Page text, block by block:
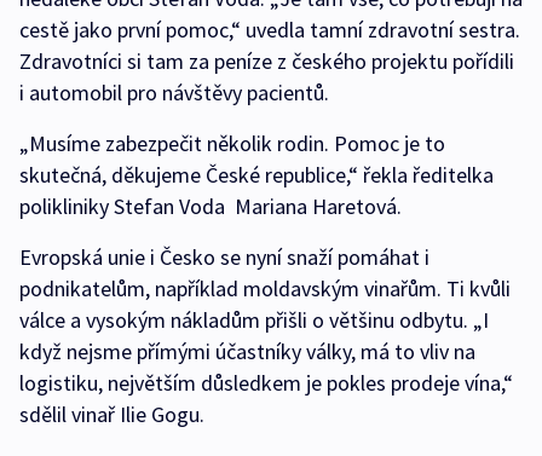
cestě jako první pomoc,“ uvedla tamní zdravotní sestra.
Zdravotníci si tam za peníze z českého projektu pořídili
i automobil pro návštěvy pacientů.
„Musíme zabezpečit několik rodin. Pomoc je to
skutečná, děkujeme České republice,“ řekla ředitelka
polikliniky Stefan Voda Mariana Haretová.
Evropská unie i Česko se nyní snaží pomáhat i
podnikatelům, například moldavským vinařům. Ti kvůli
válce a vysokým nákladům přišli o většinu odbytu. „I
když nejsme přímými účastníky války, má to vliv na
logistiku, největším důsledkem je pokles prodeje vína,“
sdělil vinař Ilie Gogu.